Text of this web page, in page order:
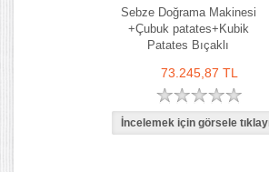
Sebze Doğrama Makinesi
+Çubuk patates+Kubik
Patates Bıçaklı
73.245,87 TL